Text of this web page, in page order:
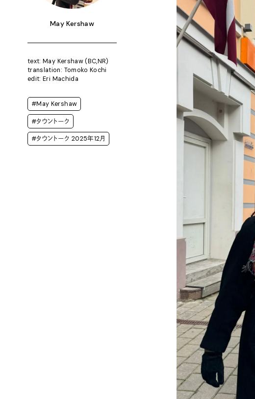
May Kershaw
text: May Kershaw (BC,NR)
translation: Tomoko Kochi
edit: Eri Machida
#May Kershaw
#タウントーク
#タウントーク 2025年12月